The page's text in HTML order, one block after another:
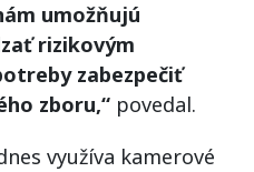
umožňujú
rizikovým
zabezpečiť
zboru,“ povedal.
využíva kamerové